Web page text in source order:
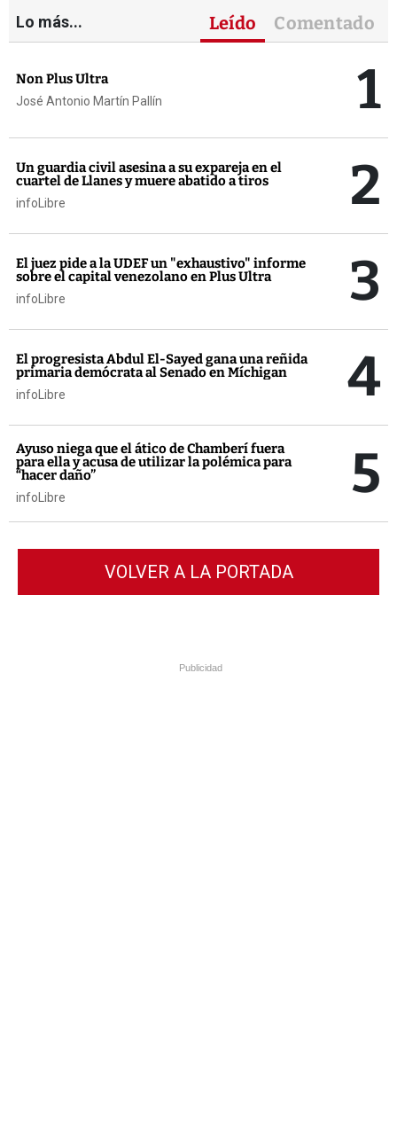
Lo más... Leído Comentado
Non Plus Ultra
José Antonio Martín Pallín 1
Un guardia civil asesina a su expareja en el
cuartel de Llanes y muere abatido a tiros
infoLibre 2
El juez pide a la UDEF un "exhaustivo" informe
sobre el capital venezolano en Plus Ultra
infoLibre 3
El progresista Abdul El-Sayed gana una reñida
primaria demócrata al Senado en Míchigan
infoLibre 4
Ayuso niega que el ático de Chamberí fuera
para ella y acusa de utilizar la polémica para
“hacer daño”
infoLibre 5
VOLVER A LA PORTADA
Publicidad